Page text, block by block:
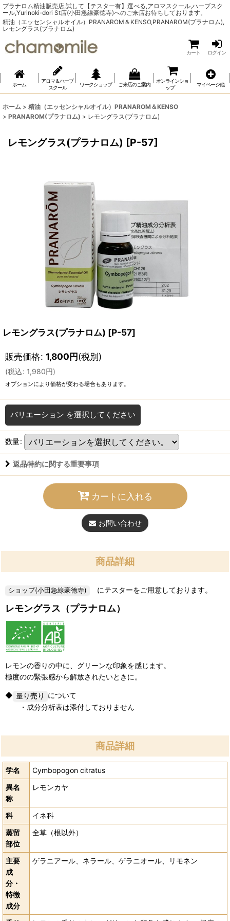
プラナロム精油販売店,試して【テスター有】選べる,アロマスクール,ハーブスク
ール,Yurinoki-dori St店(小田急線豪徳寺)へのご来店お待ちしております。
精油（エッセンシャルオイル）PRANAROM＆KENSO,PRANAROM(プラナロム),
レモングラス(プラナロム)
カート ログイン
ホーム
アロマ＆ハーブ
スクール
ワークショップ ご来店のご案内
オンラインショ
ップ
マイページ他
ホーム > 精油（エッセンシャルオイル）PRANAROM＆KENSO
> PRANAROM(プラナロム) > レモングラス(プラナロム)
レモングラス(プラナロム) [P-57]
レモングラス(プラナロム) [P-57]
販売価格: 1,800円(税別)
(税込: 1,980円)
オプションにより価格が変わる場合もあります。
バリエーション を選択してください
数量:
返品特約に関する重要事項
カートに入れる
お問い合わせ
商品詳細
にテスターをご用意しております。
レモングラス（プラナロム）
レモンの香りの中に、グリーンな印象を感じます。
極度のの緊張感から解放されたいときに。
◆
について
・成分分析表は添付しておりません
商品詳細
学名
Cymbopogon citratus
異名
称
レモンカヤ
科
イネ科
蒸留
部位
全草（根以外）
主要
成
分・
特徴
成分
ゲラニアール、ネラール、ゲラニオール、リモネン